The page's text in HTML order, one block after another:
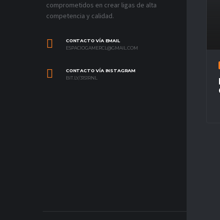
comprometidos en crear ligas de alta
competencia y calidad.
CONTACTO VÍA EMAIL
ESPACIOGAMERCL@GMAIL.COM
CONTACTO VÍA INSTAGRAM
BIT.LY/31S1RNL